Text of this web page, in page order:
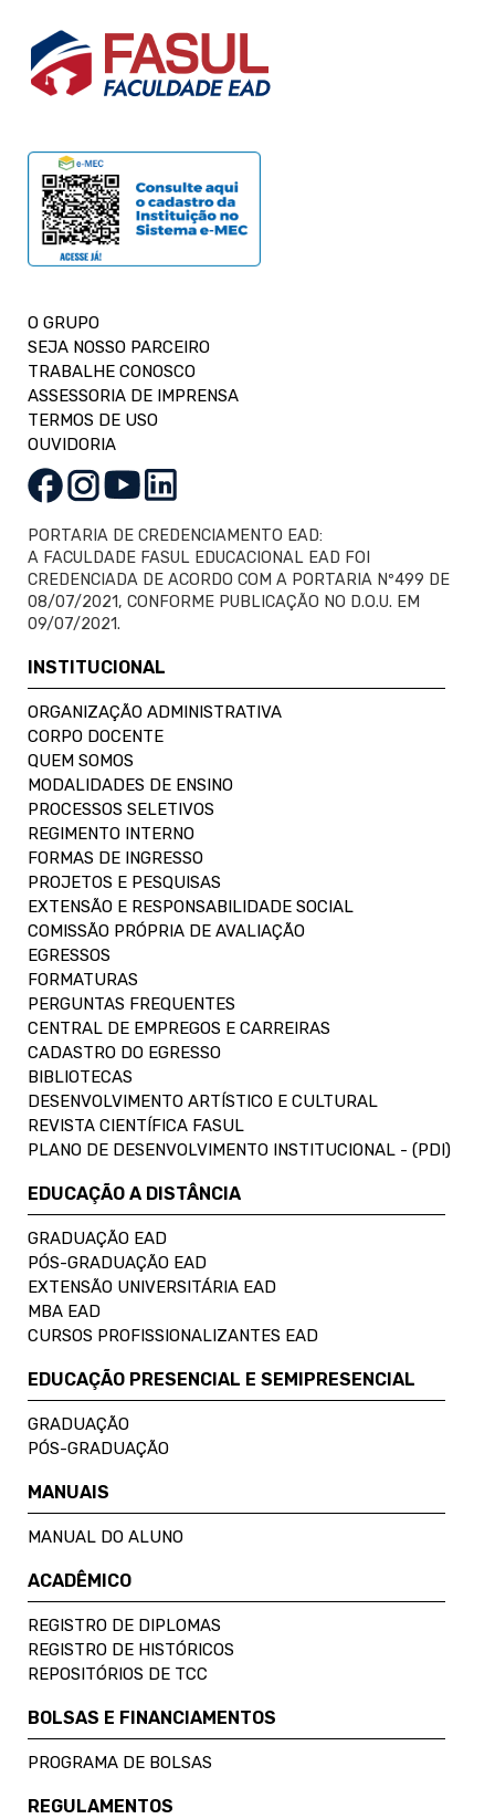
O GRUPO
SEJA NOSSO PARCEIRO
TRABALHE CONOSCO
ASSESSORIA DE IMPRENSA
TERMOS DE USO
OUVIDORIA
PORTARIA DE CREDENCIAMENTO EAD:
A FACULDADE FASUL EDUCACIONAL EAD FOI
CREDENCIADA DE ACORDO COM A PORTARIA Nº499 DE
08/07/2021, CONFORME PUBLICAÇÃO NO D.O.U. EM
09/07/2021.
INSTITUCIONAL
ORGANIZAÇÃO ADMINISTRATIVA
CORPO DOCENTE
QUEM SOMOS
MODALIDADES DE ENSINO
PROCESSOS SELETIVOS
REGIMENTO INTERNO
FORMAS DE INGRESSO
PROJETOS E PESQUISAS
EXTENSÃO E RESPONSABILIDADE SOCIAL
COMISSÃO PRÓPRIA DE AVALIAÇÃO
EGRESSOS
FORMATURAS
PERGUNTAS FREQUENTES
CENTRAL DE EMPREGOS E CARREIRAS
CADASTRO DO EGRESSO
BIBLIOTECAS
DESENVOLVIMENTO ARTÍSTICO E CULTURAL
REVISTA CIENTÍFICA FASUL
PLANO DE DESENVOLVIMENTO INSTITUCIONAL - (PDI)
EDUCAÇÃO A DISTÂNCIA
GRADUAÇÃO EAD
PÓS-GRADUAÇÃO EAD
EXTENSÃO UNIVERSITÁRIA EAD
MBA EAD
CURSOS PROFISSIONALIZANTES EAD
EDUCAÇÃO PRESENCIAL E SEMIPRESENCIAL
GRADUAÇÃO
PÓS-GRADUAÇÃO
MANUAIS
MANUAL DO ALUNO
ACADÊMICO
REGISTRO DE DIPLOMAS
REGISTRO DE HISTÓRICOS
REPOSITÓRIOS DE TCC
BOLSAS E FINANCIAMENTOS
PROGRAMA DE BOLSAS
REGULAMENTOS